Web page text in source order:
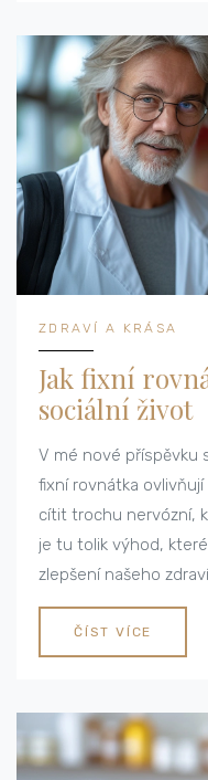
ZDRAVÍ A KRÁSA
Jak fixní
sociální život
V mé nové příspěvku
fixní rovnátka
cítit trochu nervózní,
je tu tolik výhod,
zlepšení našeho
přitažlivost. Připojte
zajímavý téma
ČÍST VÍCE